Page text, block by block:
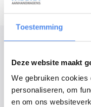
Toestemming
Deze website maakt
We gebruiken
personaliseren, om
en om ons
Voorrek voor Anssems GT
De prijzen zijn exclusief
onderdelen of eventuele
komen in Kesteren.